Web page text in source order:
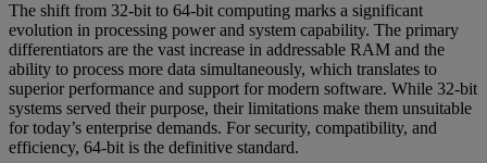
The shift from 32-bit to 64-bit computing marks a significant
evolution in processing power and system capability. The primary
differentiators are the vast increase in addressable RAM and the
ability to process more data simultaneously, which translates to
superior performance and support for modern software. While 32-bit
systems served their purpose, their limitations make them unsuitable
for today’s enterprise demands. For security, compatibility, and
efficiency, 64-bit is the definitive standard.